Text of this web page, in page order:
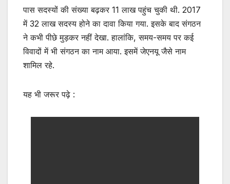
पास सदस्यों की संख्या बढ़कर 11 लाख पहुंच चुकी थी. 2017
में 32 लाख सदस्य होने का दावा किया गया. इसके बाद संगठन
ने कभी पीछे मुड़कर नहीं देखा. हालांकि, समय-समय पर कई
विवादों में भी संगठन का नाम आया. इसमें जेएनयू जैसे नाम
शामिल रहे.
यह भी जरूर पढ़े :